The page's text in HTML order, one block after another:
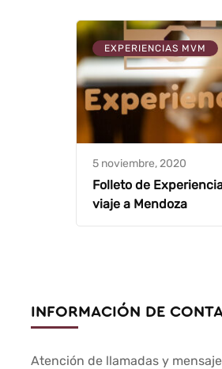
EXPERIENCIAS MVM
5 noviembre, 2020
Folleto de
viaje a Mendoza
INFORMACIÓN DE
Atención de llamadas y